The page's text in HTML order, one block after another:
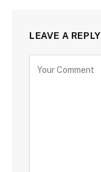
LEAVE A REPLY